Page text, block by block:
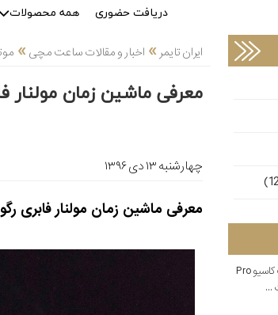
دریافت حضوری همه محصولات
ایران تایمر » اخبار و مقالات ساعت مچی»
معرفی ماشین زمان مولنار
چهارشنبه ۱۳ دی ۱۳۹۶
معرفی ماشین زمان مولنار فابری
مقایسه ساعت کاسیو Pro